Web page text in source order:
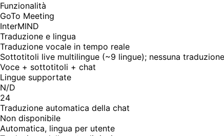
Funzionalità
GoTo Meeting
InterMIND
Traduzione e lingua
Traduzione vocale in tempo reale
Sottotitoli live multilingue (~9 lingue); nessuna
Voce + sottotitoli + chat
Lingue supportate
N/D
24
Traduzione automatica della chat
Non disponibile
Automatica, lingua per utente